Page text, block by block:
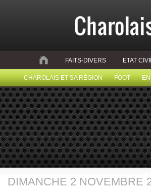
FAITS-DIVERS ETAT
CHAROLAIS ET SA RÉGION FOOT
DIMANCHE 2 NOVEMBRE